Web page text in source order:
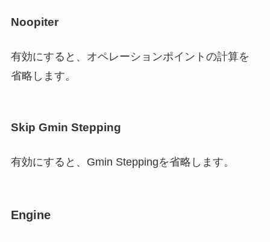
Noopiter
有効にすると、オペレーションポイントの計算を
省略します。
Skip Gmin Stepping
有効にすると、Gmin Steppingを省略します。
Engine